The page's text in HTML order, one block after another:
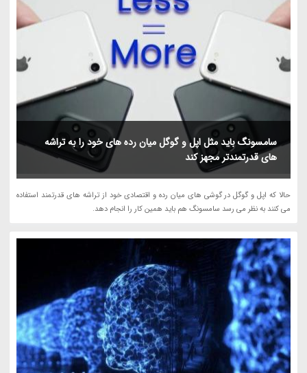
سامسونگ باید مثل اپل و گوگل میان رده های خود را به تراشه
های قدرتمندتر مجهز کند
حالا که اپل و گوگل در گوشی های میان رده و اقتصادی خود از تراشه های قدرتمند استفاده
می کنند به نظر می رسد سامسونگ هم باید همین کار را انجام دهد.